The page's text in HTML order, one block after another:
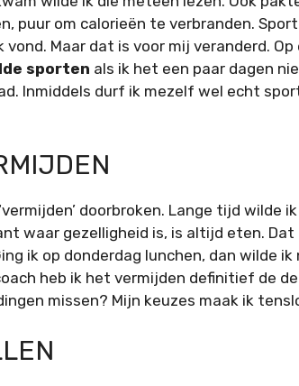
puur om calorieën te verbranden.
Maar dat is voor mij veranderd.
sporten als ik het een paar dagen
Inmiddels durf ik mezelf wel echt
doorbroken. Lange tijd wilde
waar gezelligheid is, is altijd eten.
ik op donderdag lunchen, dan wilde
heb ik het vermijden definitief de
missen? Mijn keuzes maak ik